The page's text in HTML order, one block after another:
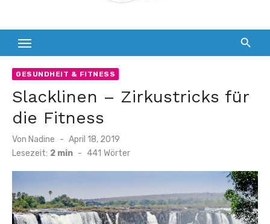
Faltenalarm
Canyoning
GESUNDHEIT & FITNESS
Slacklinen – Zirkustricks für
die Fitness
Von Nadine
Veröffentlicht
am
April 18, 2019
Lesezeit: 2 min - 441 Wörter